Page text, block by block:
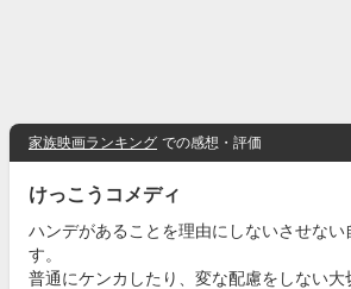
家族映画ランキング での感想・評価
けっこうコメディ
ハンデがあることを理由にしないさせな
す。
普通にケンカしたり、変な配慮をしない